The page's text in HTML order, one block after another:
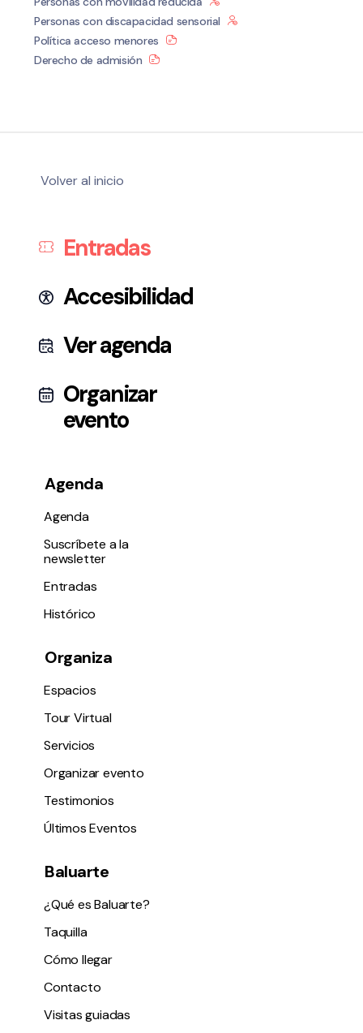
Personas con discapacidad sensorial
Política acceso menores
Derecho de admisión
Volver al inicio
Entradas
Accesibilidad
Ver agenda
Organizar
evento
Agenda
Agenda
Suscríbete a la
newsletter
Entradas
Histórico
Organiza
Espacios
Tour Virtual
Servicios
Organizar evento
Testimonios
Últimos Eventos
Baluarte
¿Qué es Baluarte?
Taquilla
Cómo llegar
Contacto
Visitas guiadas